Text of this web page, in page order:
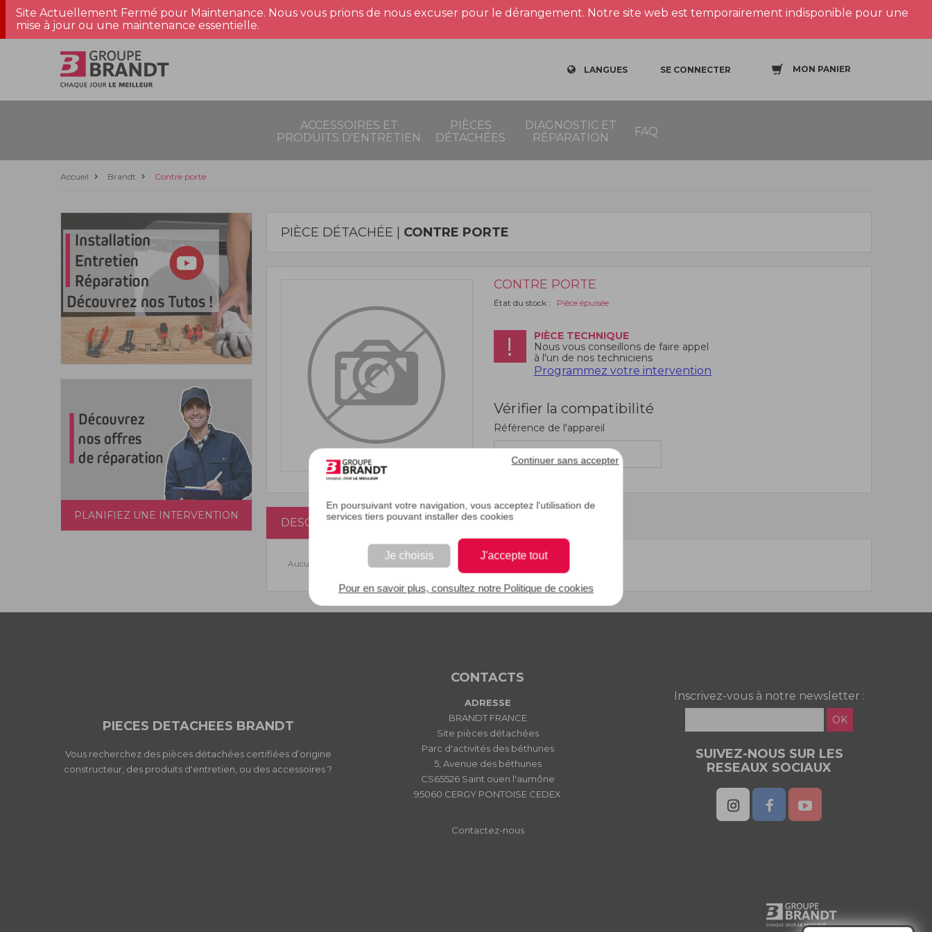
En poursuivant votre navigation, vous acceptez l'utilisation de
services tiers pouvant installer des cookies
Je choisis J'accepte tout
Continuer sans accepter
Pour en savoir plus, consultez notre Politique de cookies
Site Actuellement Fermé pour Maintenance. Nous vous prions de nous excuser pour le dérangement. Notre site web est temporairement indisponible pour une
mise à jour ou une maintenance essentielle.
LANGUES SE CONNECTER MON PANIER
ACCESSOIRES ET
PRODUITS D'ENTRETIEN
PIÈCES
DÉTACHÉES
DIAGNOSTIC ET
RÉPARATION
FAQ
Accueil Brandt Contre porte
PLANIFIEZ UNE INTERVENTION
PIÈCE DÉTACHÉE | CONTRE PORTE
CONTRE PORTE
État du stock : Pièce épuisée
PIÈCE TECHNIQUE
Nous vous conseillons de faire appel
à l'un de nos techniciens
Programmez votre intervention
Vérifier la compatibilité
Référence de l'appareil
DESCRIPTION
Aucune description.
PIECES DETACHEES BRANDT
Vous recherchez des pièces détachées certifiées d’origine
constructeur, des produits d'entretien, ou des accessoires ?
CONTACTS
ADRESSE
BRANDT FRANCE
Site pièces détachées
Parc d'activités des béthunes
5, Avenue des béthunes
CS65526 Saint ouen l'aumône
95060 CERGY PONTOISE CEDEX
Contactez-nous
Inscrivez-vous à notre newsletter :
OK
SUIVEZ-NOUS SUR LES
RESEAUX SOCIAUX